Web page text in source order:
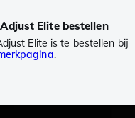
Elite bestellen
Elite is te bestellen bij
.